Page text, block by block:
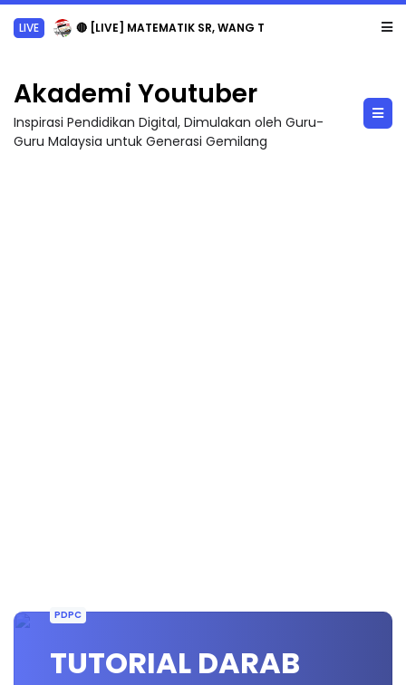
LIVE 🔴 [LIVE] MATEMATIK SR, WANG TAHUN 6 OLEH CIKGU ANITA #ALLINONE #141 #...
Akademi Youtuber
Inspirasi Pendidikan Digital, Dimulakan oleh Guru-
Guru Malaysia untuk Generasi Gemilang
PDPC
TUTORIAL DARAB